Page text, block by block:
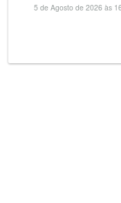
5 de Agosto de 2026 às